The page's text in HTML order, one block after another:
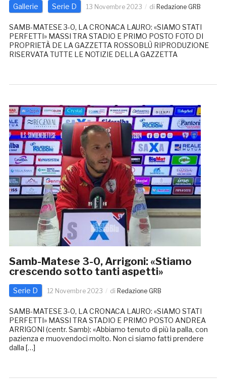
Gallerie Serie D 13 Novembre 2023 di Redazione GRB
SAMB-MATESE 3-0, LA CRONACA LAURO: «SIAMO STATI
PERFETTI» MASSI TRA STADIO E PRIMO POSTO FOTO DI
PROPRIETÀ DE LA GAZZETTA ROSSOBLÙ RIPRODUZIONE
RISERVATA TUTTE LE NOTIZIE DELLA GAZZETTA
Samb-Matese 3-0, Arrigoni: «Stiamo
crescendo sotto tanti aspetti»
Serie D 12 Novembre 2023 di Redazione GRB
SAMB-MATESE 3-0, LA CRONACA LAURO: «SIAMO STATI
PERFETTI» MASSI TRA STADIO E PRIMO POSTO ANDREA
ARRIGONI (centr. Samb): «Abbiamo tenuto di più la palla, con
pazienza e muovendoci molto. Non ci siamo fatti prendere
dalla […]